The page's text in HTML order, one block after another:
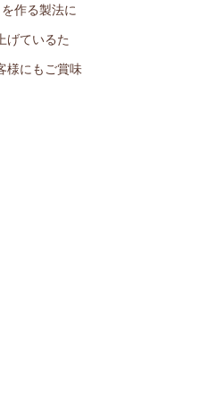
作る製法に
げているた
様にもご賞味